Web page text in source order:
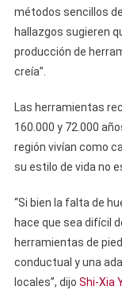
métodos sencillos
hallazgos sugieren
producción de
creía”.
Las herramientas
160.000 y 72.000
región vivían como
su estilo de vida no
“Si bien la falta de
hace que sea difícil
herramientas de
conductual y una
locales”, dijo Shi-Xia